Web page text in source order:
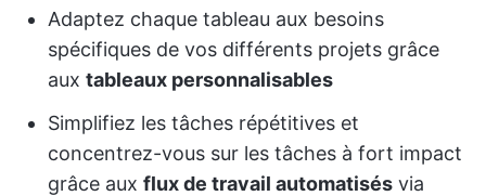
Adaptez chaque tableau aux besoins
spécifiques de vos différents projets grâce
aux tableaux personnalisables
Simplifiez les tâches répétitives et
concentrez-vous sur les tâches à fort impact
grâce aux flux de travail automatisés via